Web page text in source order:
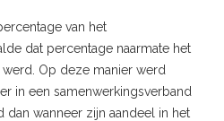
van het
dat percentage naarmate het
Op deze manier werd
in een samenwerkingsverband
dan wanneer zijn aandeel in het